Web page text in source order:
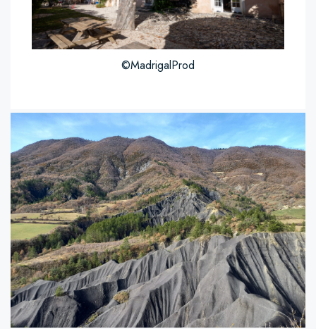
©MadrigalProd